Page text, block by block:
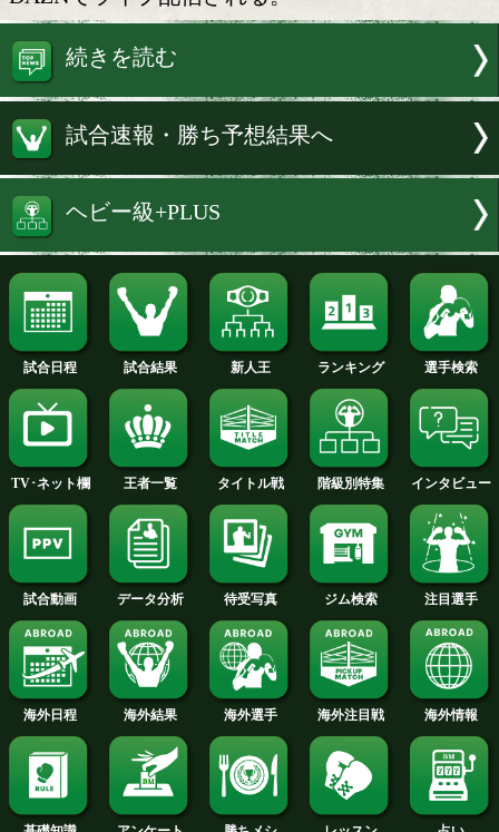
と元MMAヘビー級チャンピオンのフラ
ガヌー(37=カメルーン)による「BATTLE
BADDEST」と銘打たれた注目対決は、
シングの公式戦として認められた。こ
り、ヘビー級10回戦で行われるビッグ
は、ガヌーのプロ転向初戦となった。
DAZNでライブ配信される。
続きを読む
試合速報・勝ち予想結果へ
ヘビー級+PLUS
試合日程 試合結果 新人王 ランキング
TV･ネット欄 王者一覧 タイトル戦 階級別特集